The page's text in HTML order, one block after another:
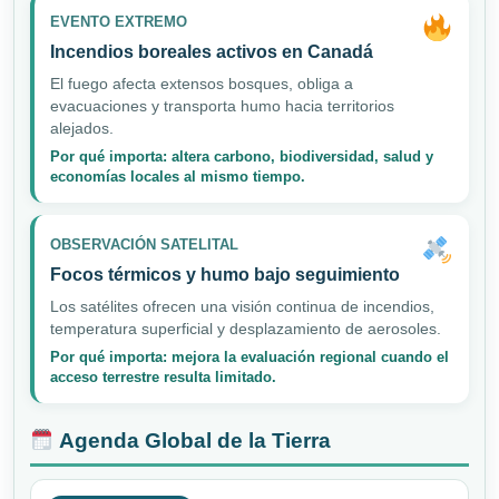
EVENTO EXTREMO
Incendios boreales activos en Canadá
El fuego afecta extensos bosques, obliga a
evacuaciones y transporta humo hacia territorios
alejados.
Por qué importa: altera carbono, biodiversidad, salud y
economías locales al mismo tiempo.
OBSERVACIÓN SATELITAL
Focos térmicos y humo bajo seguimiento
Los satélites ofrecen una visión continua de incendios,
temperatura superficial y desplazamiento de aerosoles.
Por qué importa: mejora la evaluación regional cuando el
acceso terrestre resulta limitado.
Agenda Global de la Tierra